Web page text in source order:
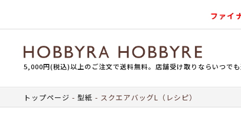
ファイ
5,000円(税込)以上のご注文で送料無料。店舗受け取りならいつでも
トップページ 型紙 スクエアバッグL（レシピ）